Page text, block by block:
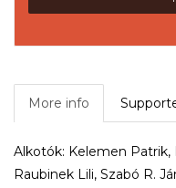
More info
Alkotók: Kelemen Patrik,
Raubinek Lili, Szabó R.